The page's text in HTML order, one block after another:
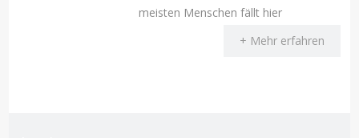
meisten Menschen fällt hier
+ Mehr erfahren